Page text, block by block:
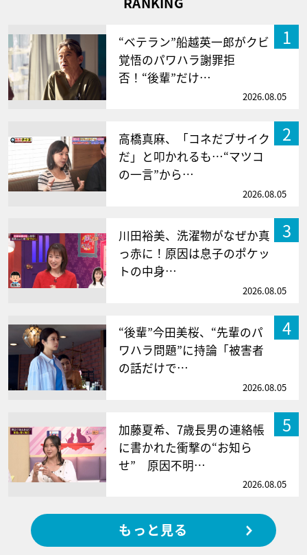
1
“ベテラン”船越英一郎がクビ
覚悟のパワハラ謝罪拒
否！“後輩”だけ…
2026.08.05
2
高橋真麻、「コネだブサイク
だ」と叩かれるも…“マツコ
の一言”から…
2026.08.05
3
川田裕美、洗濯物がなぜか真
っ赤に！原因は息子のポケッ
トの中身…
2026.08.05
4
“後輩”今田美桜、“先輩のパ
ワハラ問題”に持論「被害者
の話だけで…
2026.08.05
5
加藤夏希、7歳長男の連絡帳
に書かれた衝撃の“お知ら
せ” 原因不明…
2026.08.05
もっと見る